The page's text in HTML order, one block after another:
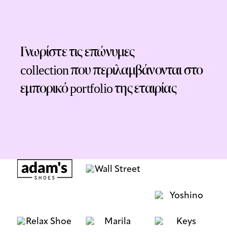
Γνωρίστε τις επώνυμες
collection που περιλαμβάνονται στο
εμπορικό portfolio της εταιρίας